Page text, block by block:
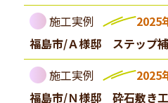
施工実例
2025
福島市/Ａ様邸 ステップ
施工実例
2025
福島市/Ｎ様邸 砕石敷き